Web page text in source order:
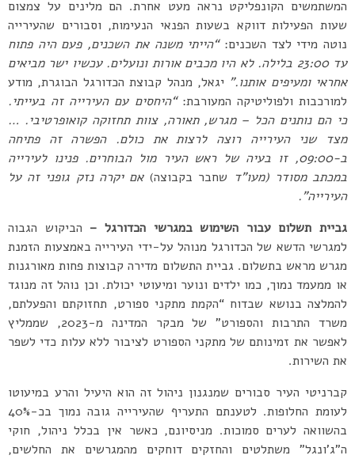
המשתמשים הקונפליקט נראה מעט אחרת. הם מלינים על צמצום
שעות הפעילות דווקא בשעות הפנאי הנעימות, וסבורים שהעירייה
נוטה מידי לצד השכנים: “הייתי משנה את השכנים, פעם היה פתוח
עד 23:00 בלילה. לא היו מכבים אורות ונועלים. עכשיו ישר מביאים
אחראי ומעיפים אותנו.” יגאל, מנהל קבוצת הכדורגל הבוגרת, מודע
למורכבות ולפוליטיקה המעורבת:“היחסים עם העירייה זה בעייתי.
כי הם נותנים הכל – מגרש, תאורה, צוות תחזוקה קואופרטיבי. …
מצד שני העירייה רוצה לרצות את כולם. הפשרה זה פתיחה
ב-09:00, זו בעיה של ראש העיר מול הבוחרים. פנינו לעירייה
במכתב מסודר (מעו”ד שחבר בקבוצה) אם יקרה נזק גופני זה על
העירייה”.
גביית תשלום עבור השימוש במגרשי הכדורגל – הביקוש הגבוה
למגרשי הדשא של הכדורגל מנוהל על-ידי העירייה באמצעות הזמנת
מגרש מראש בתשלום. גביית התשלום מדירה קבוצות פחות מאורגנות
או ממעמד נמוך, כמו ילדים ונוער ומיעוטי יכולת. וכן נוהל זה מנוגד
להמלצה בנושא שבדוח “הקמת מתקני ספורט, תחזוקתם והפעלתם,
משרד התרבות והספורט” של מבקר המדינה מ-2023, שממליץ
לאפשר את זמינותם של מתקני הספורט לציבור ללא עלות כדי לשפר
את השירות.
קברניטי העיר סבורים שמנגנון ניהול זה הוא היעיל והרע במיעוטו
לעומת החלופות. לטענתם התעריף שהעירייה גובה נמוך בכ-40%
בהשוואה לערים סמוכות. מניסיונם, כאשר אין בכלל ניהול, חוקי
ה”ג’ונגל” משתלטים והחזקים דוחקים מהמגרשים את החלשים,